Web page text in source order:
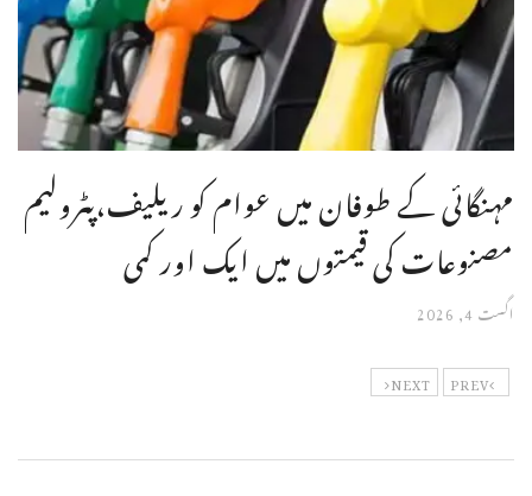
مہنگائی کے طوفان میں عوام کو ریلیف،پٹرولیم
مصنوعات کی قیمتوں میں ایک اور کمی
اگست 4, 2026
PREV
NEXT